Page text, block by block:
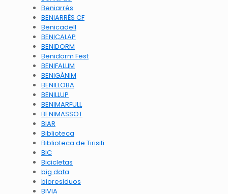
Beniarrés
BENIARRÉS CF
Benicadell
BENICALAP
BENIDORM
Benidorm Fest
BENIFALLIM
BENIGÀNIM
BENILLOBA
BENILLUP
BENIMARFULL
BENIMASSOT
BIAR
Biblioteca
Biblioteca de Tirisiti
BIC
Bicicletas
big data
bioresiduos
BIVIA